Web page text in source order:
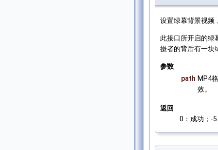
设置绿幕背景视频
此接口所开启的绿
摄者的背后有一块
参数
path MP4
效。
返回
0：成功；-